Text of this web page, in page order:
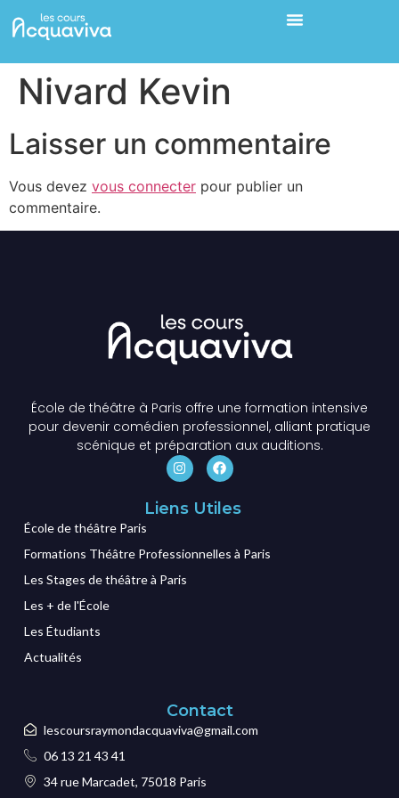
Nivard Kevin
Laisser un commentaire
Vous devez vous connecter pour publier un
commentaire.
École de théâtre à Paris offre une formation intensive
pour devenir comédien professionnel, alliant pratique
scénique et préparation aux auditions.
Liens Utiles
École de théâtre Paris
Formations Théâtre Professionnelles à Paris
Les Stages de théâtre à Paris
Les + de l'École
Les Étudiants
Actualités
Contact
lescoursraymondacquaviva@gmail.com
06 13 21 43 41
34 rue Marcadet, 75018 Paris